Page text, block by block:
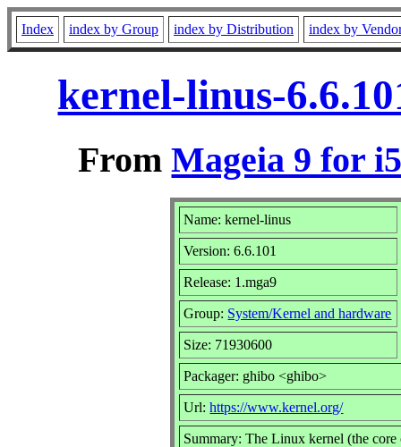
Index index by Group index by Distribution index by
kernel-linus-
FromMageia 9 for
Name: kernel-linus
Version: 6.6.101
Release: 1.mga9
Group: System/Kernel and hardware
Size: 71930600
Packager: ghibo <ghibo>
Url:https://www.kernel.org/
Summary: The Linux kernel (the